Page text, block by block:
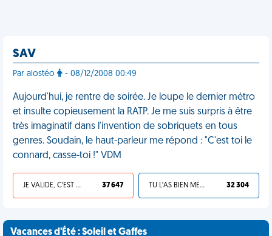
SAV
Par alostéo - 08/12/2008 00:49
Aujourd'hui, je rentre de soirée. Je loupe le dernier métro
et insulte copieusement la RATP. Je me suis surpris à être
très imaginatif dans l'invention de sobriquets en tous
genres. Soudain, le haut-parleur me répond : "C'est toi le
connard, casse-toi !" VDM
JE VALIDE, C'EST UNE VDM 37 647 TU L'AS BIEN MÉRITÉ 32 304
Vacances d'Été : Soleil et Gaffes